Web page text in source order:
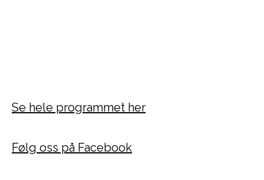
Se hele programmet her
Følg oss på Facebook